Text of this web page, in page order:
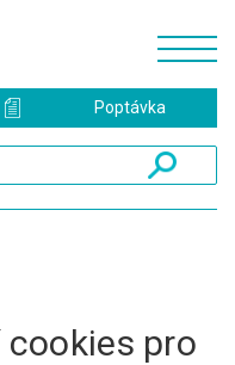
Poptávka
pro